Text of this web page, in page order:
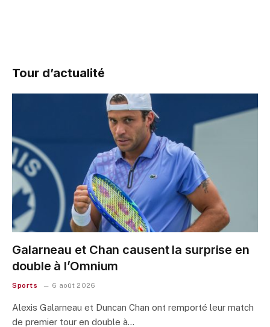
Tour d’actualité
Galarneau et Chan causent la surprise en
double à l’Omnium
Sports 6 août 2026
Alexis Galarneau et Duncan Chan ont remporté leur match
de premier tour en double à…